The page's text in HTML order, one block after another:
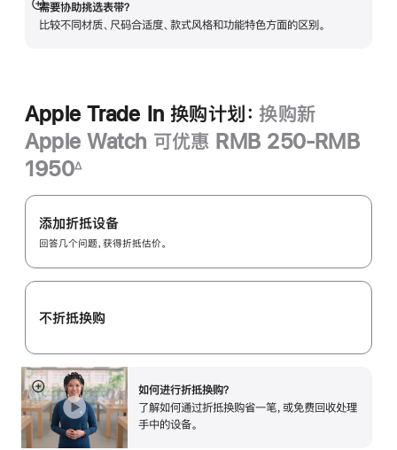
需要协助挑选表带？
比较不同材质、尺码合适度、款式风格和功能特色方面的区别。
展
开
Apple Trade In 换购计划： 换购新
Apple Watch 可优惠 RMB 250-RMB
1950
注
∆
Apple
Trade
换
购
划：
添加折抵设备
回答几个问题，获得折抵估价。
不折抵换购
如何进行折抵换购？
了解如何通过折抵换购省一笔，或免费回收处理
手中的设备。
展
开